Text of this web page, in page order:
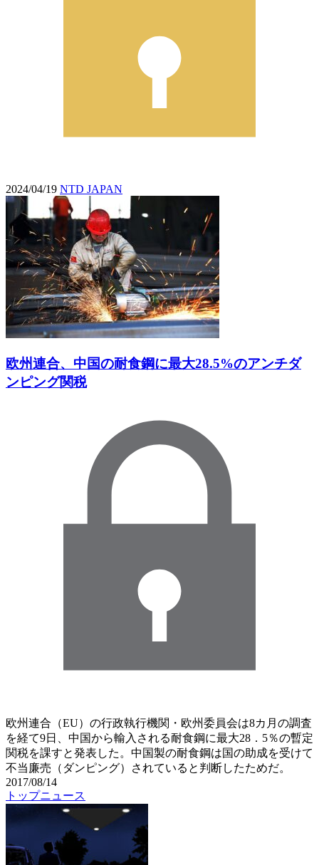
2024/04/19 NTD JAPAN
欧州連合、中国の耐食鋼に最大28.5%のアンチダ
ンピング関税
欧州連合（EU）の行政執行機関・欧州委員会は8カ月の調査
を経て9日、中国から輸入される耐食鋼に最大28．5％の暫定
関税を課すと発表した。中国製の耐食鋼は国の助成を受けて
不当廉売（ダンピング）されていると判断したためだ。
2017/08/14
トップニュース